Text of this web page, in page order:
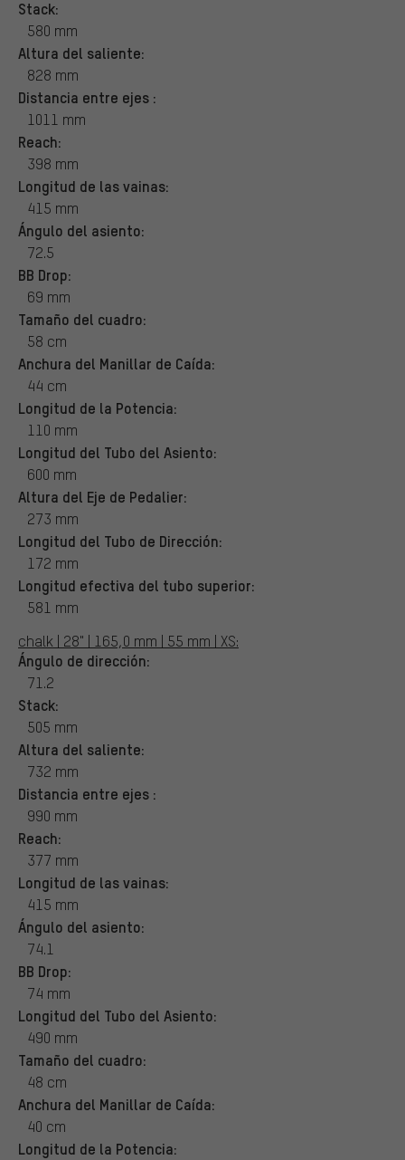
Stack:
580 mm
Altura del saliente:
828 mm
Distancia entre ejes :
1011 mm
Reach:
398 mm
Longitud de las vainas:
415 mm
Ángulo del asiento:
72.5
BB Drop:
69 mm
Tamaño del cuadro:
58 cm
Anchura del Manillar de Caída:
44 cm
Longitud de la Potencia:
110 mm
Longitud del Tubo del Asiento:
600 mm
Altura del Eje de Pedalier:
273 mm
Longitud del Tubo de Dirección:
172 mm
Longitud efectiva del tubo superior:
581 mm
chalk | 28" | 165,0 mm | 55 mm | XS:
Ángulo de dirección:
71.2
Stack:
505 mm
Altura del saliente:
732 mm
Distancia entre ejes :
990 mm
Reach:
377 mm
Longitud de las vainas:
415 mm
Ángulo del asiento:
74.1
BB Drop:
74 mm
Longitud del Tubo del Asiento:
490 mm
Tamaño del cuadro:
48 cm
Anchura del Manillar de Caída:
40 cm
Longitud de la Potencia: